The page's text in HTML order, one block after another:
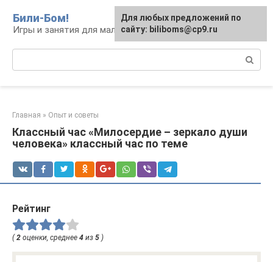
контенту
Били-Бом!
Игры и занятия для малышей и школьников
Главная » Опыт и советы
Классный час «Милосердие – зеркало души
человека» классный час по теме
Рейтинг
(2 оценки, среднее 4 из 5 )
Для любых предложений по
сайту: biliboms@cp9.ru